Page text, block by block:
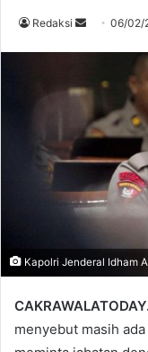
Redaksi
Send06/02/
Kapolri Jenderal Idham
menyebut masih